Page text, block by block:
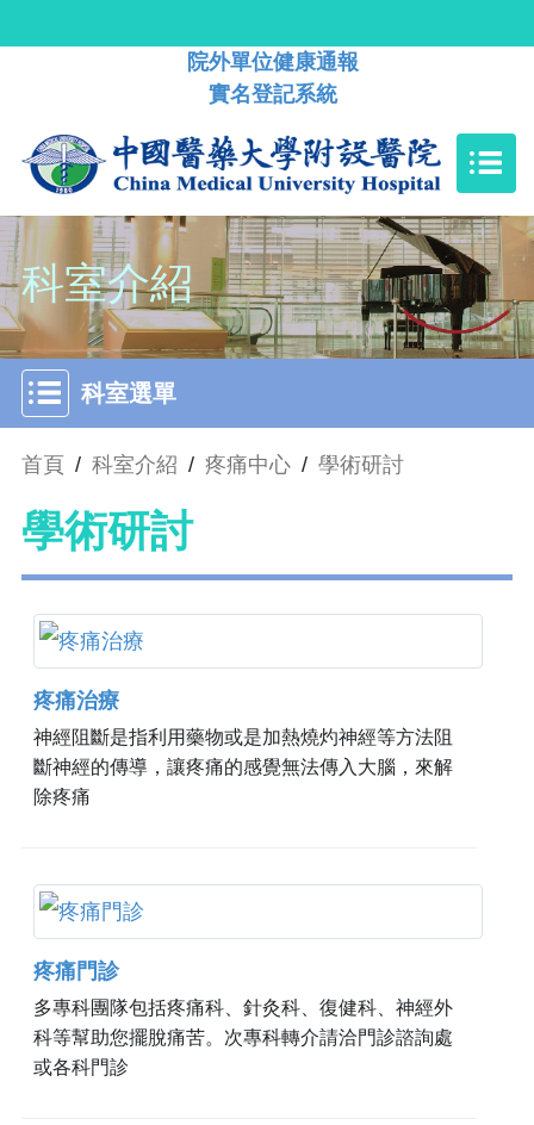
院外單位健康通報
實名登記系統
科室介紹
科室選單
首頁 / 科室介紹 / 疼痛中心 / 學術研討
學術研討
疼痛治療
神經阻斷是指利用藥物或是加熱燒灼神經等方法阻
斷神經的傳導，讓疼痛的感覺無法傳入大腦，來解
除疼痛
疼痛門診
多專科團隊包括疼痛科、針灸科、復健科、神經外
科等幫助您擺脫痛苦。次專科轉介請洽門診諮詢處
或各科門診